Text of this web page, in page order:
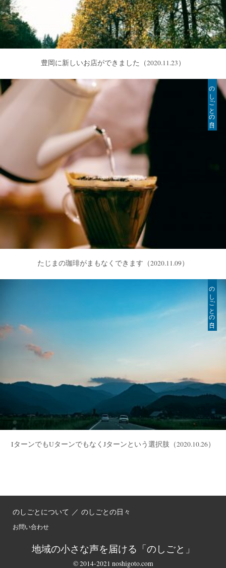
豊岡に新しいお店ができました （2020.11.23）
のしごとの日々
たじまの珈琲がまもなくできます （2020.11.09）
のしごとの日々
IターンでもUターンでもなくJターンという選択肢 （2020.10.26）
のしごとについて ／ のしごとの日々
お問い合わせ
地域の小さな声を届ける「のしごと」
© 2014-2021 noshigoto.com